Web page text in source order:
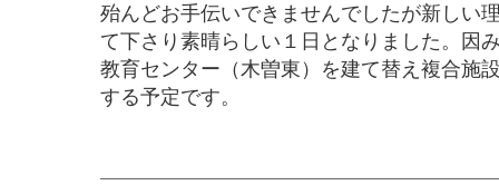
殆んどお手伝いできませんでしたが新しい
て下さり素晴らしい１日となりました。因
教育センター（木曽東）を建て替え複合施
する予定です。